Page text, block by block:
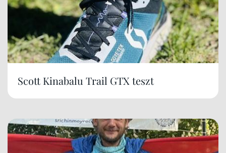
Scott Kinabalu Trail GTX teszt